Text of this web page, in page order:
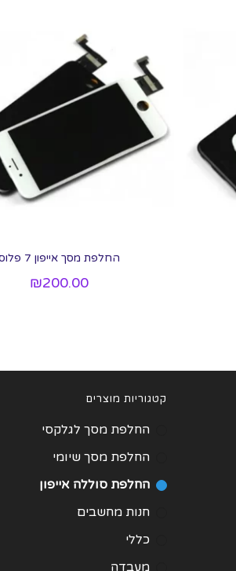
החלפת מסך אייפון 7 פלוס
₪200.00
קטגוריות מוצרים
החלפת מסך לגלקסי
החלפת מסך שיומי
החלפת סוללה אייפון
חנות מחשבים
כללי
מעבדה